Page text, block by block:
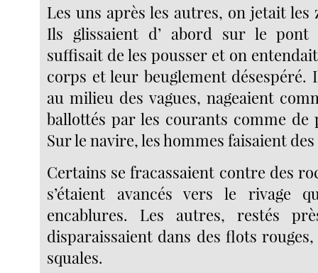
Les uns après les autres, on jetait les
Ils glissaient d’ abord sur le
suffisait de les pousser et on
corps et leur beuglement désespéré.
au milieu des vagues, nageaient
ballottés par les courants comme de
Sur le navire, les hommes faisaient
Certains se fracassaient contre des
s’étaient avancés vers le rivage
encablures. Les autres, restés
disparaissaient dans des flots
squales.